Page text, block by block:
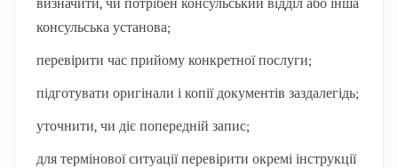
визначити, чи потрібен консульський відділ або інша
консульська установа;
перевірити час прийому конкретної послуги;
підготувати оригінали і копії документів заздалегідь;
уточнити, чи діє попередній запис;
для термінової ситуації перевірити окремі інструкції